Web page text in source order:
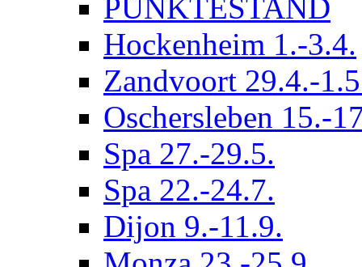
PUNKTESTAND
Hockenheim 1.-3.4.
Zandvoort 29.4.-
Oschersleben 15.-
Spa 27.-29.5.
Spa 22.-24.7.
Dijon 9.-11.9.